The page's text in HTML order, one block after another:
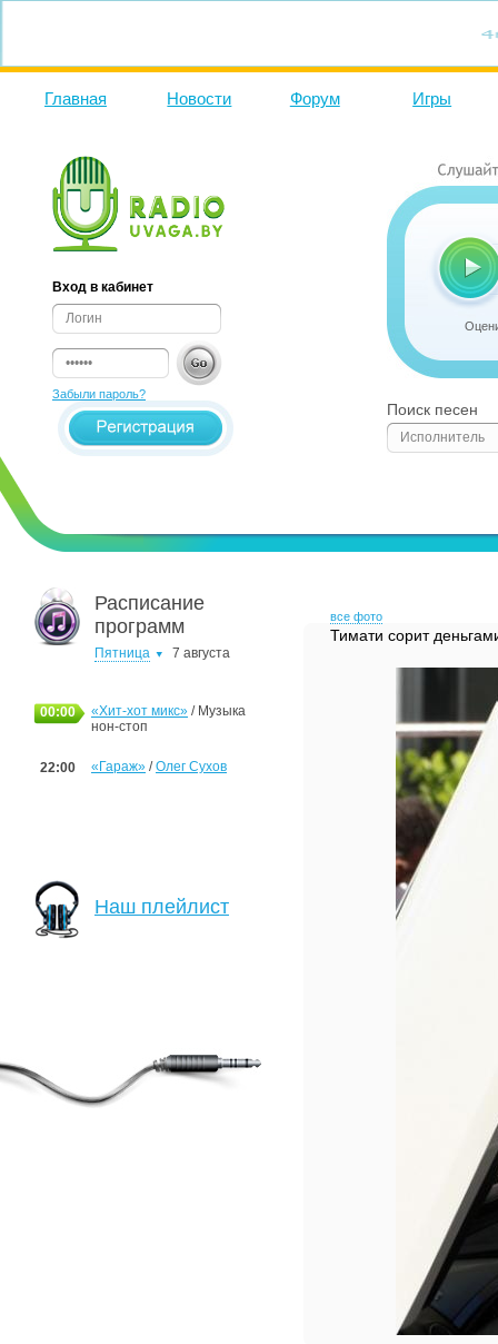
Главная Новости Форум Игры
Вход в кабинет
Забыли пароль?
Расписание
программ
Пятница 7 августа
00:00 «Хит-хот микс» / Музыка
нон-стоп
22:00 «Гараж» /Олег Сухов
Наш плейлист
Поиск песен
все фото
Тимати сорит